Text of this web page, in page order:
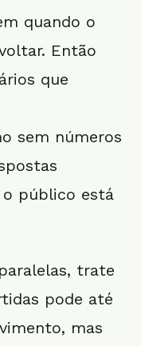
quando o
Então
que
sem números
público está
trate
pode até
mas